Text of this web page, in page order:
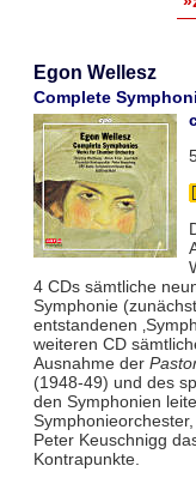
Egon Wellesz
Complete
4 CDs sämtliche
Symphonie
entstandenen
weiteren CD
Ausnahme der
(1948-49) und des
den Symphonien
Peter Keuschnigg
Kontrapunkte.